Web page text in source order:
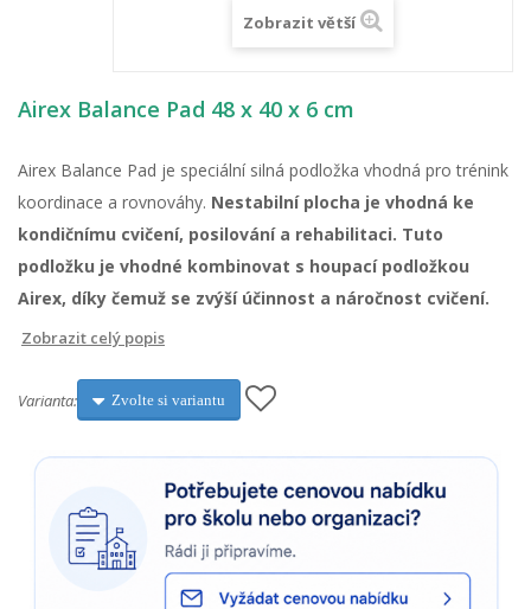
Zobrazit větší
Airex Balance Pad 48 x 40 x 6 cm
Airex Balance Pad je speciální silná podložka vhodná pro trénink
koordinace a rovnováhy. Nestabilní plocha je vhodná ke
kondičnímu cvičení, posilování a rehabilitaci. Tuto
podložku je vhodné kombinovat s houpací podložkou
Airex, díky čemuž se zvýší účinnost a náročnost cvičení.
Zobrazit celý popis
Varianta: Zvolte si variantu